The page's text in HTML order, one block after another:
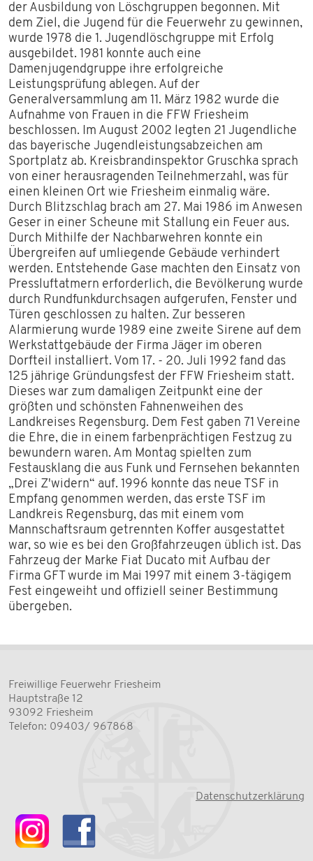
der Ausbildung von Löschgruppen begonnen. Mit
dem Ziel, die Jugend für die Feuerwehr zu gewinnen,
wurde 1978 die 1. Jugendlöschgruppe mit Erfolg
ausgebildet. 1981 konnte auch eine
Damenjugendgruppe ihre erfolgreiche
Leistungsprüfung ablegen. Auf der
Generalversammlung am 11. März 1982 wurde die
Aufnahme von Frauen in die FFW Friesheim
beschlossen. Im August 2002 legten 21 Jugendliche
das bayerische Jugendleistungsabzeichen am
Sportplatz ab. Kreisbrandinspektor Gruschka sprach
von einer herausragenden Teilnehmerzahl, was für
einen kleinen Ort wie Friesheim einmalig wäre.
Durch Blitzschlag brach am 27. Mai 1986 im Anwesen
Geser in einer Scheune mit Stallung ein Feuer aus.
Durch Mithilfe der Nachbarwehren konnte ein
Übergreifen auf umliegende Gebäude verhindert
werden. Entstehende Gase machten den Einsatz von
Pressluftatmern erforderlich, die Bevölkerung wurde
durch Rundfunkdurchsagen aufgerufen, Fenster und
Türen geschlossen zu halten. Zur besseren
Alarmierung wurde 1989 eine zweite Sirene auf dem
Werkstattgebäude der Firma Jäger im oberen
Dorfteil installiert. Vom 17. - 20. Juli 1992 fand das
125 jährige Gründungsfest der FFW Friesheim statt.
Dieses war zum damaligen Zeitpunkt eine der
größten und schönsten Fahnenweihen des
Landkreises Regensburg. Dem Fest gaben 71 Vereine
die Ehre, die in einem farbenprächtigen Festzug zu
bewundern waren. Am Montag spielten zum
Festausklang die aus Funk und Fernsehen bekannten
„Drei Z'widern“ auf. 1996 konnte das neue TSF in
Empfang genommen werden, das erste TSF im
Landkreis Regensburg, das mit einem vom
Mannschaftsraum getrennten Koffer ausgestattet
war, so wie es bei den Großfahrzeugen üblich ist. Das
Fahrzeug der Marke Fiat Ducato mit Aufbau der
Firma GFT wurde im Mai 1997 mit einem 3-tägigem
Fest eingeweiht und offiziell seiner Bestimmung
übergeben.
Freiwillige Feuerwehr Friesheim
Hauptstraße 12
93092 Friesheim
Telefon: 09403/ 967868
Datenschutzerklärung
Instagram Facebook